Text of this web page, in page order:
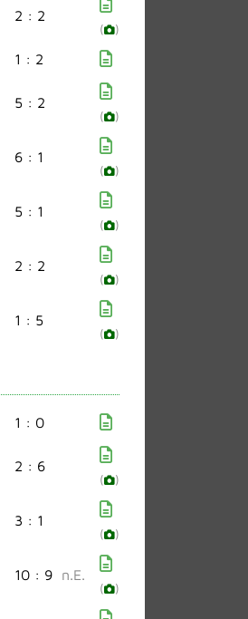
2 : 2
( )
1 : 2
5 : 2
( )
6 : 1
( )
5 : 1
( )
2 : 2
( )
1 : 5
( )
1 : 0
2 : 6
( )
3 : 1
( )
10 : 9 n.E.
( )